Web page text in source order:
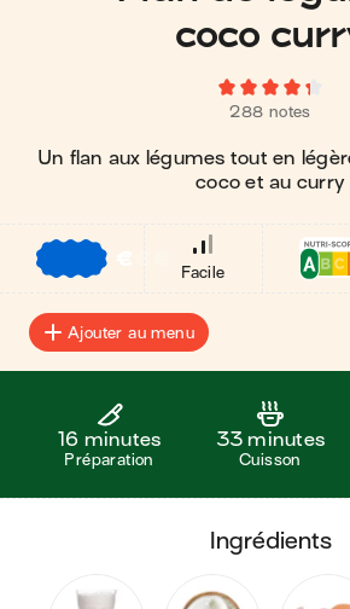
coco
288 notes
Un flan aux légumes tout en
coco et au curry
€
Facile
Ajouter au menu
16 minutes
Préparation
33 minutes
Cuisson
ingrédients